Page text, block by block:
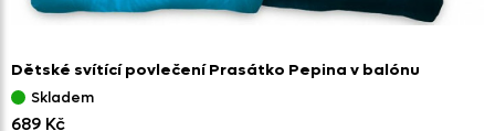
Dětské svítící povlečení Prasátko Pepina v balónu
Skladem
689 Kč